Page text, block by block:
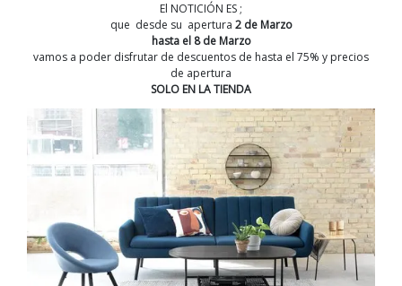
El NOTICIÓN ES ;
que desde su apertura 2 de Marzo
hasta el 8 de Marzo
vamos a poder disfrutar de descuentos de hasta el 75% y precios
de apertura
SOLO EN LA TIENDA